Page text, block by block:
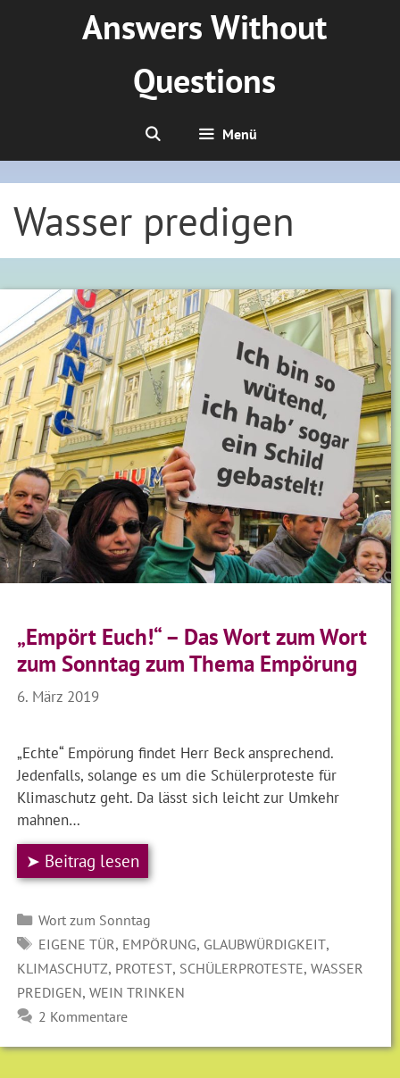
Answers Without
Questions
Menü
Wasser predigen
„Empört Euch!“ – Das Wort zum Wort
zum Sonntag zum Thema Empörung
6. März 2019
„Echte“ Empörung findet Herr Beck ansprechend.
Jedenfalls, solange es um die Schülerproteste für
Klimaschutz geht. Da lässt sich leicht zur Umkehr
mahnen…
➤ Beitrag lesen
Kategorien
Wort zum Sonntag
SCHLAGWÖRTER
EIGENE TÜR, EMPÖRUNG, GLAUBWÜRDIGKEIT,
KLIMASCHUTZ, PROTEST, SCHÜLERPROTESTE,WASSER
PREDIGEN,WEIN TRINKEN
2 Kommentare